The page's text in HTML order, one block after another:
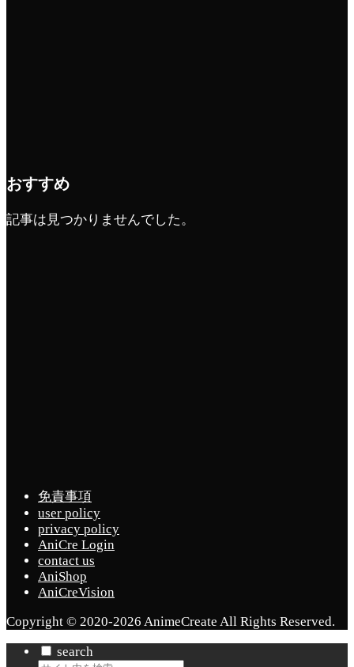
おすすめ
記事は見つかりませんでした。
免責事項
user policy
privacy policy
AniCre Login
contact us
AniShop
AniCreVision
Copyright © 2020-2026 AnimeCreate All Rights Reserved.
search